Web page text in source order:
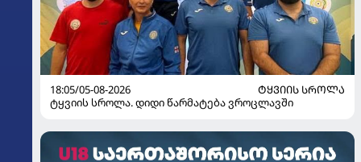
18:05/05-08-2026
ᲢᲧᲕᲘᲘᲡ ᲡᲠᲝᲚᲐ
ტყვიის სროლა. დიდი წარმატება ვროცლავში